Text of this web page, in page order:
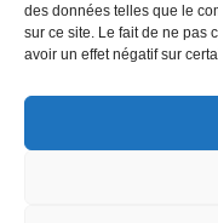
des données telles que le
sur ce site. Le fait de ne pas
avoir un effet négatif sur
5Façades
Atrium Patrimoine